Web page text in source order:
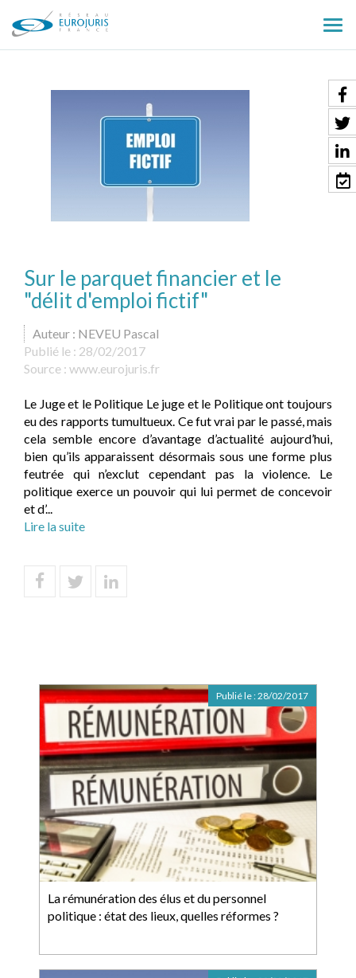
le
Sur le parquet financier et le
"délit d'emploi fictif"
Auteur : NEVEU Pascal
Publié le : 28/02/2017
Source : www.eurojuris.fr
Le Juge et le Politique Le juge et le Politique ont toujours
eu des rapports tumultueux. Ce fut vrai par le passé, mais
cela semble encore d’avantage d’actualité aujourd’hui,
bien qu’ils apparaissent désormais sous une forme plus
feutrée qui n’exclut cependant pas la violence. Le
politique exerce un pouvoir qui lui permet de concevoir
et d’...
Lire la suite
La rémunération des élus et du personnel
politique : état des lieux, quelles réformes ?
Publié le :28/02/2017